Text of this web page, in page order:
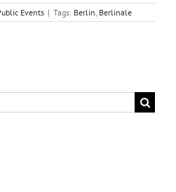
Events | Tags: Berlin Berlinale